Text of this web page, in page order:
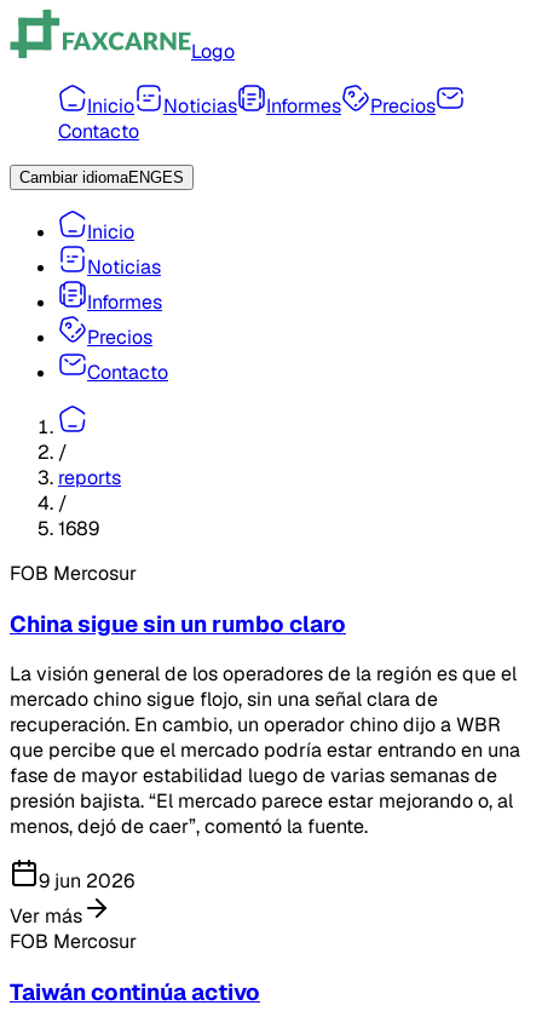
Logo
Inicio Noticias Informes
Precios
Contacto
Cambiar idiomaENGES
Inicio
Noticias
Informes
Precios
Contacto
/
reports
/
1689
FOB Mercosur
China sigue sin un rumbo claro
La visión general de los operadores de la región es que el
mercado chino sigue flojo, sin una señal clara de
recuperación. En cambio, un operador chino dijo a WBR
que percibe que el mercado podría estar entrando en una
fase de mayor estabilidad luego de varias semanas de
presión bajista. “El mercado parece estar mejorando o, al
menos, dejó de caer”, comentó la fuente.
9 jun 2026
Ver más
FOB Mercosur
Taiwán continúa activo